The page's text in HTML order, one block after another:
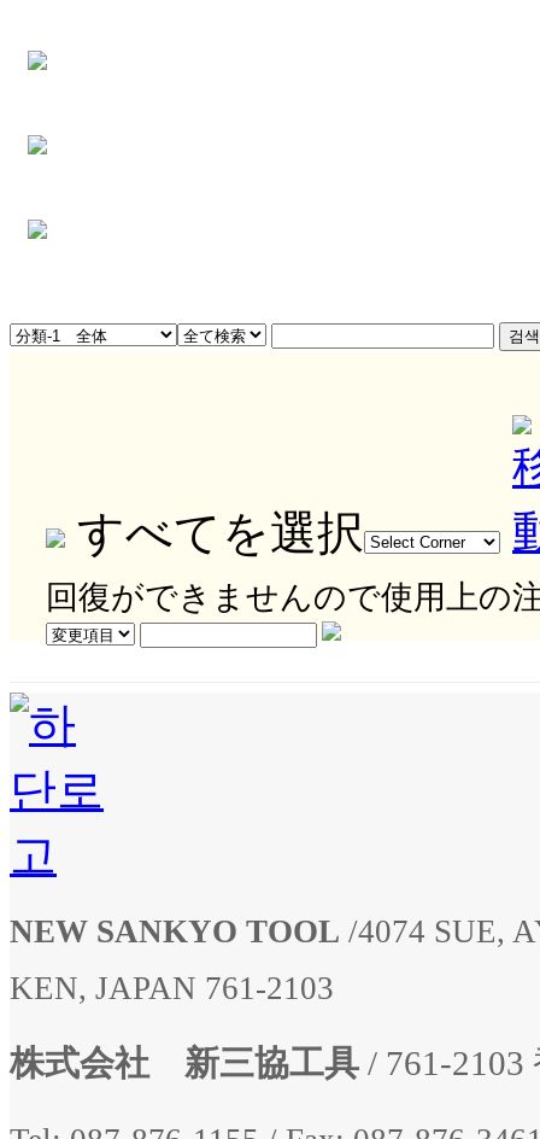
すべてを選択
回復ができませんので使用上の
NEW SANKYO TOOL /4074 SUE,
KEN, JAPAN 761-2103
株式会社 新三協工具 / 761-